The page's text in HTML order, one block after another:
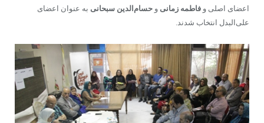
اعضای اصلی و فاطمه زمانی و حسام‌الدین سبحانی به عنوان اعضای
علی‌البدل انتخاب شدند.